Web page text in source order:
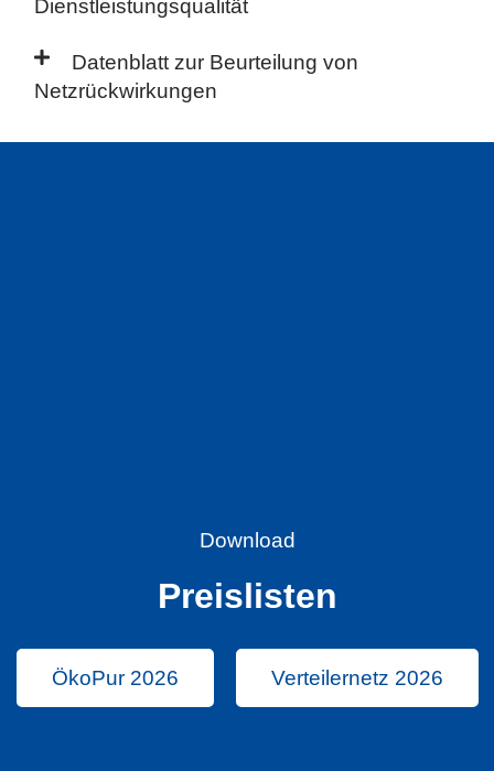
Dienstleistungsqualität
Datenblatt zur Beurteilung von
Netzrückwirkungen
Download
Preislisten
ÖkoPur 2026 Verteilernetz 2026